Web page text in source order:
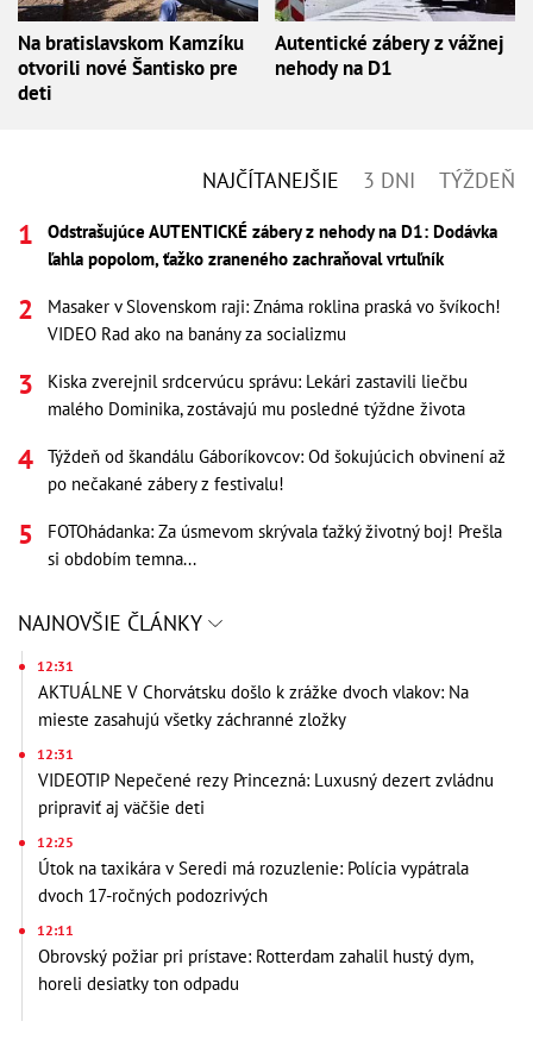
Na bratislavskom Kamzíku
otvorili nové Šantisko pre
deti
Autentické zábery z vážnej
nehody na D1
NAJČÍTANEJŠIE 3 DNI TÝŽDEŇ
Odstrašujúce AUTENTICKÉ zábery z nehody na D1: Dodávka
ľahla popolom, ťažko zraneného zachraňoval vrtuľník
Masaker v Slovenskom raji: Známa roklina praská vo švíkoch!
VIDEO Rad ako na banány za socializmu
Kiska zverejnil srdcervúcu správu: Lekári zastavili liečbu
malého Dominika, zostávajú mu posledné týždne života
Týždeň od škandálu Gáboríkovcov: Od šokujúcich obvinení až
po nečakané zábery z festivalu!
FOTOhádanka: Za úsmevom skrývala ťažký životný boj! Prešla
si obdobím temna...
NAJNOVŠIE ČLÁNKY
12:31
AKTUÁLNE V Chorvátsku došlo k zrážke dvoch vlakov: Na
mieste zasahujú všetky záchranné zložky
12:31
VIDEOTIP Nepečené rezy Princezná: Luxusný dezert zvládnu
pripraviť aj väčšie deti
12:25
Útok na taxikára v Seredi má rozuzlenie: Polícia vypátrala
dvoch 17-ročných podozrivých
12:11
Obrovský požiar pri prístave: Rotterdam zahalil hustý dym,
horeli desiatky ton odpadu